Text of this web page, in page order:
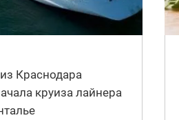
Краснодара
круиза лайнера